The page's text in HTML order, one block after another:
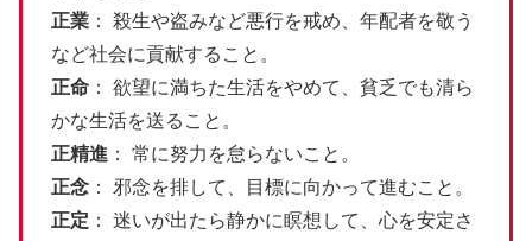
正業 ： 殺生や盗みなど悪行を戒め、年配者を敬う
など社会に貢献すること。
正命 ： 欲望に満ちた生活をやめて、貧乏でも清ら
かな生活を送ること。
正精進 ： 常に努力を怠らないこと。
正念 ： 邪念を排して、目標に向かって進むこと。
正定 ： 迷いが出たら静かに瞑想して、心を安定さ